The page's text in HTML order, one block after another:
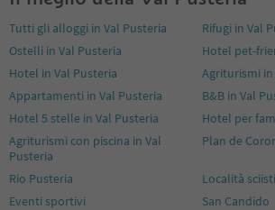
16
17
18
19
20
21
22
23
24
25
Tutti gli alloggi in Val Pusteria
Rifugi in Val
Ostelli in Val Pusteria
Hotel pet-
Hotel in Val Pusteria
Agriturismi in
Appartamenti in Val Pusteria
B&B in Val
Hotel 5 stelle in Val Pusteria
Hotel per
Agriturismi con piscina in Val
Pusteria
Plan de
Rio Pusteria
Località
Eventi sportivi
San Candido